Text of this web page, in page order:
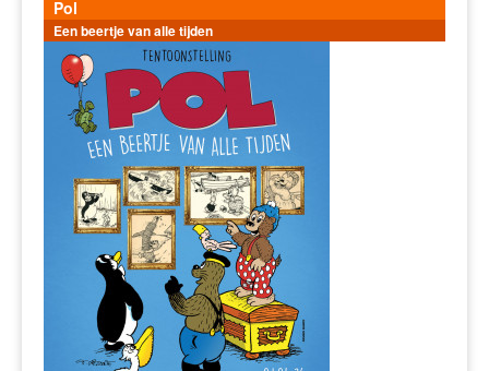
Pol
Een beertje van alle tijden